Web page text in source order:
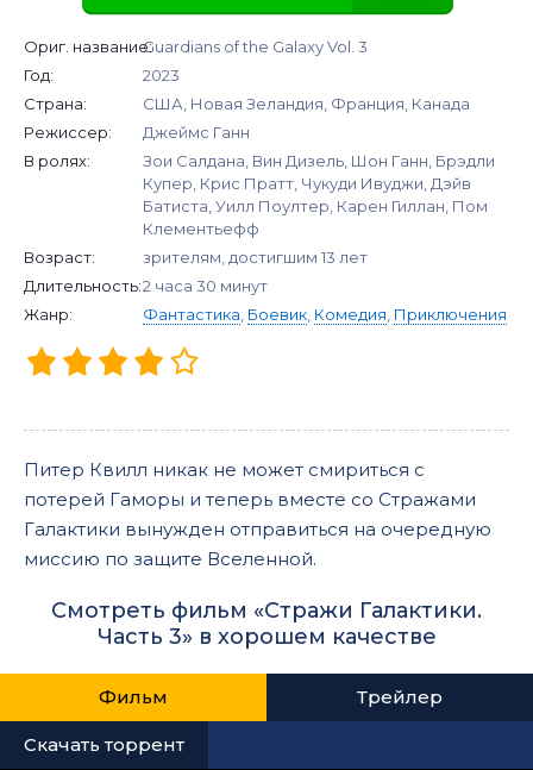
Ориг. название:Guardians of the Galaxy Vol. 3
Год:
2023
Страна:
США, Новая Зеландия, Франция, Канада
Режиссер:
Джеймс Ганн
В ролях:
Зои Салдана, Вин Дизель, Шон Ганн, Брэдли
Купер, Крис Пратт, Чукуди Ивуджи, Дэйв
Батиста, Уилл Поултер, Карен Гиллан, Пом
Клементьефф
Возраст:
зрителям, достигшим 13 лет
Длительность:2 часа 30 минут
Жанр:
Фантастика, Боевик, Комедия, Приключения
Питер Квилл никак не может смириться с
потерей Гаморы и теперь вместе со Стражами
Галактики вынужден отправиться на очередную
миссию по защите Вселенной.
Смотреть фильм «Стражи Галактики.
Часть 3» в хорошем качестве
Фильм Трейлер
Скачать торрент